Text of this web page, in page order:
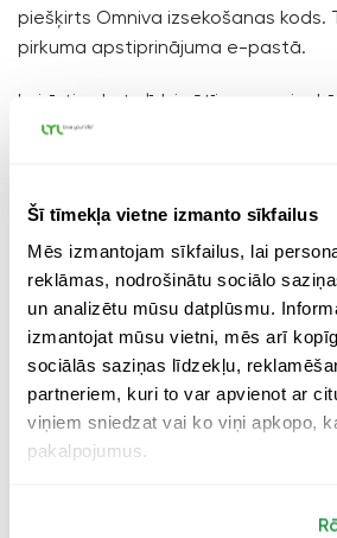
Šī tīmekļa vietne izmanto sīkfailus
Mēs izmantojam sīkfailus, lai
reklāmas, nodrošinātu sociālo
un analizētu mūsu datplūsmu.
izmantojat mūsu vietni, mēs arī
sociālās saziņas līdzekļu,
partneriem, kuri to var apvienot ar
viņiem sniedzat vai ko viņi apkopo,
pakalpojumus.
piešķirts Omniva izsekošanas kods.
pirkuma apstiprinājuma e-pastā.
Lai ērti sekotu līdzi sūtījumam,
interaktīvās saites e-pastā.
Latvijas Pasta starpniecību vai ar
(Express Mail Service), atkarībā
Piegādes laiks parasti ir 4-10
saņemsiet izsekošanas kodu, lai
sūtījuma piegādes statusu.
EEZ valstis:Pieejama piegāde ar
starpniecību vai Express piegādi
Izsekošanas kods tiks